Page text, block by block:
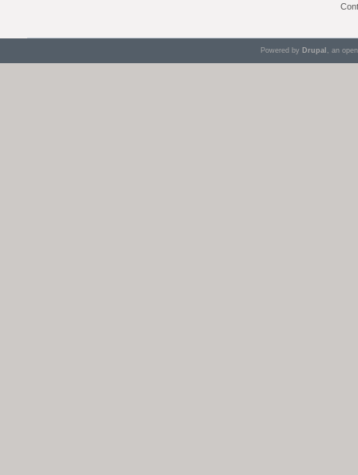
Powered by Drupal , an